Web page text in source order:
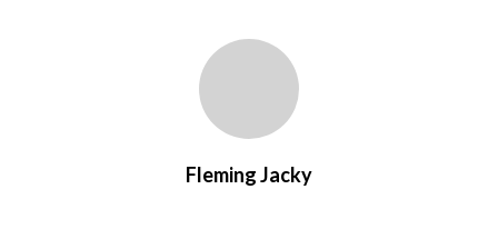
Fleming Jacky